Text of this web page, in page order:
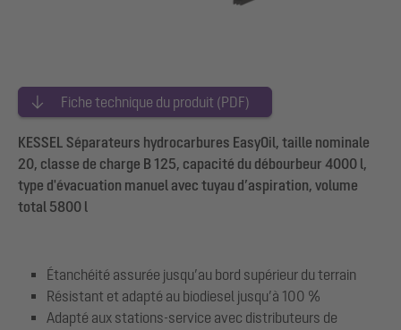
Fiche technique du produit (PDF)
KESSEL Séparateurs hydrocarbures EasyOil, taille nominale
20, classe de charge B 125, capacité du débourbeur 4000 l,
type d'évacuation manuel avec tuyau d’aspiration, volume
total 5800 l
Étanchéité assurée jusqu’au bord supérieur du terrain
Résistant et adapté au biodiesel jusqu’à 100 %
Adapté aux stations-service avec distributeurs de